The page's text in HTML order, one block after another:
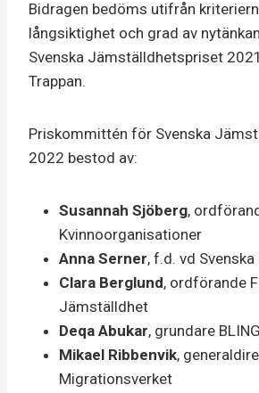
Bidragen bedöms utifrån
långsiktighet och grad av
Svenska Jämställdhetspriset
Trappan.
Priskommittén för Svenska
2022 bestod av:
Susannah Sjöberg,
Kvinnoorganisationer
Anna Serner, f.d. vd
Clara Berglund, ordförande
Jämställdhet
Deqa Abukar, grundare
Mikael Ribbenvik,
Migrationsverket